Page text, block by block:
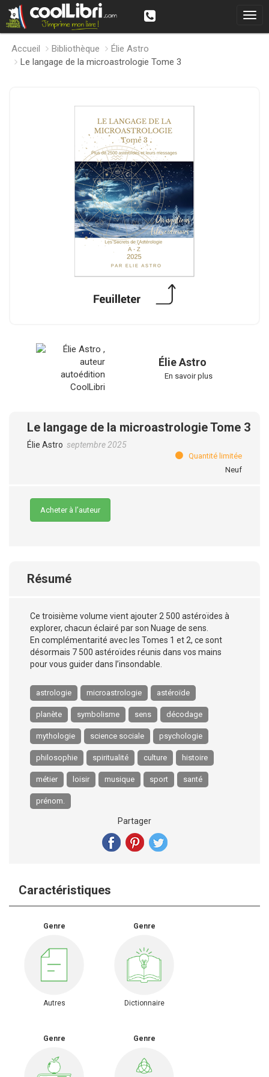
Accueil Bibliothèque
Élie Astro
Le langage de la microastrologie Tome 3
Élie Astro
En savoir plus
Le langage de la microastrologie Tome 3
Élie Astro septembre 2025
Quantité limitée
Neuf
Acheter à l’auteur
Résumé
Ce troisième volume vient ajouter 2 500 astéroïdes à
explorer, chacun éclairé par son Nuage de sens.
En complémentarité avec les Tomes 1 et 2, ce sont
désormais 7 500 astéroïdes réunis dans vos mains
pour vous guider dans l’insondable.
astrologie microastrologie astéroïde
planète symbolisme sens décodage
mythologie science sociale psychologie
philosophie spiritualité culture histoire
métier loisir musique sport santé
prénom.
Partager
Caractéristiques
Genre
Autres
Genre
Dictionnaire
Genre Genre